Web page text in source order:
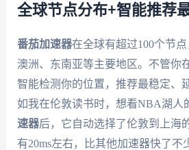
全球节点分布+智能推荐
番茄加速器在全球有超过100个节点
澳洲、东南亚等主要地区。不管你
智能检测你的位置，推荐最稳定、
如我在伦敦读书时，想看NBA湖人
速器后，它自动选择了伦敦到上海
有20ms左右，比其他加速器快了不